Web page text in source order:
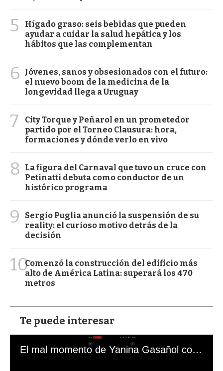
5
Hígado graso: seis bebidas que pueden
ayudar a cuidar la salud hepática y los
hábitos que las complementan
6
Jóvenes, sanos y obsesionados con el futuro:
el nuevo boom de la medicina de la
longevidad llega a Uruguay
7
City Torque y Peñarol en un prometedor
partido por el Torneo Clausura: hora,
formaciones y dónde verlo en vivo
8
La figura del Carnaval que tuvo un cruce con
Petinatti debuta como conductor de un
histórico programa
9
Sergio Puglia anunció la suspensión de su
reality: el curioso motivo detrás de la
decisión
10Comenzó la construcción del edificio más
alto de América Latina: superará los 470
metros
Te puede interesar
El mal momento de Yanina Gasañol con un hincha argentino en "Subrayado"